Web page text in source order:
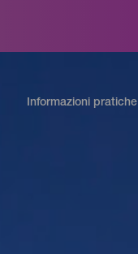
Informazioni pratiche